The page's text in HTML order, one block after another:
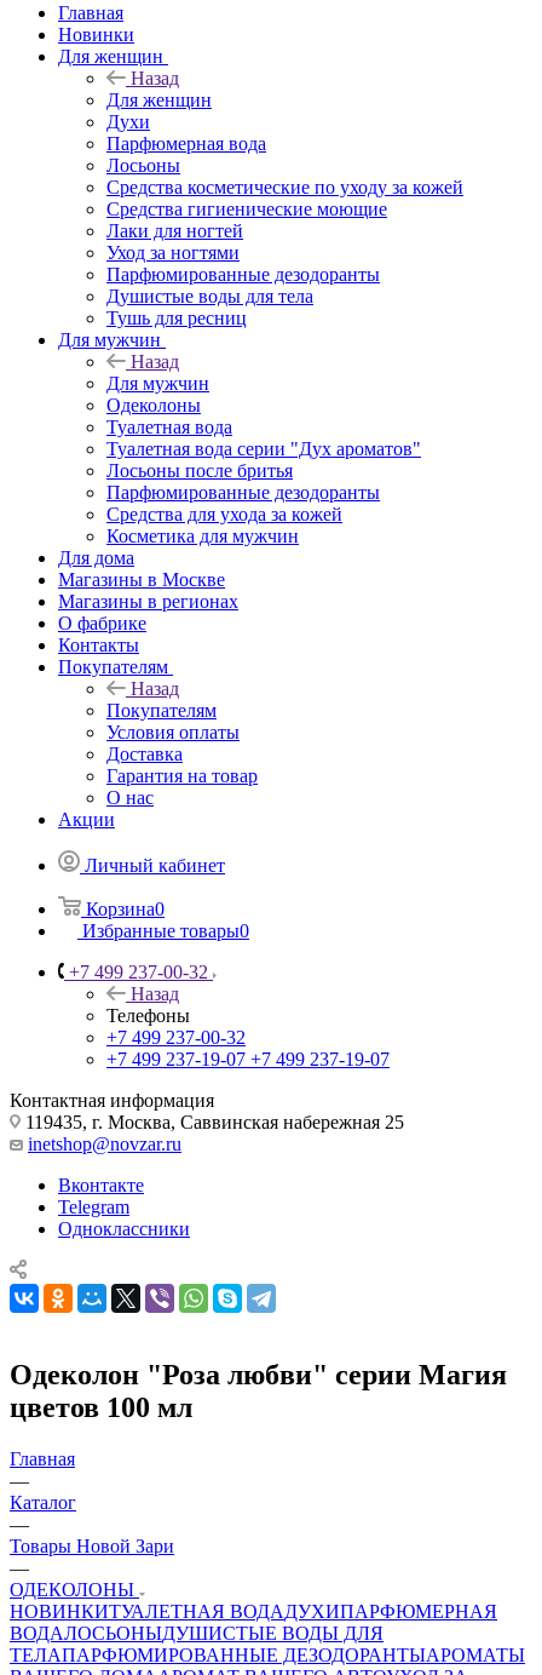
Главная
Новинки
Для женщин
Назад
Для женщин
Духи
Парфюмерная вода
Лосьоны
Средства косметические по уходу за кожей
Средства гигиенические моющие
Лаки для ногтей
Уход за ногтями
Парфюмированные дезодоранты
Душистые воды для тела
Тушь для ресниц
Для мужчин
Назад
Для мужчин
Одеколоны
Туалетная вода
Туалетная вода серии "Дух ароматов"
Лосьоны после бритья
Парфюмированные дезодоранты
Средства для ухода за кожей
Косметика для мужчин
Для дома
Магазины в Москве
Магазины в регионах
О фабрике
Контакты
Покупателям
Назад
Покупателям
Условия оплаты
Доставка
Гарантия на товар
О нас
Акции
Личный кабинет
Корзина0
Избранные товары0
+7 499 237-00-32
Назад
Телефоны
+7 499 237-00-32
+7 499 237-19-07 +7 499 237-19-07
Контактная информация
119435, г. Москва, Саввинская набережная 25
inetshop@novzar.ru
Вконтакте
Telegram
Одноклассники
Одеколон "Роза любви" серии Магия
цветов 100 мл
Главная
—
Каталог
—
Товары Новой Зари
—
ОДЕКОЛОНЫ
НОВИНКИТУАЛЕТНАЯ ВОДАДУХИПАРФЮМЕРНАЯ
ВОДАЛОСЬОНЫДУШИСТЫЕ ВОДЫ ДЛЯ
ТЕЛАПАРФЮМИРОВАННЫЕ ДЕЗОДОРАНТЫАРОМАТЫ